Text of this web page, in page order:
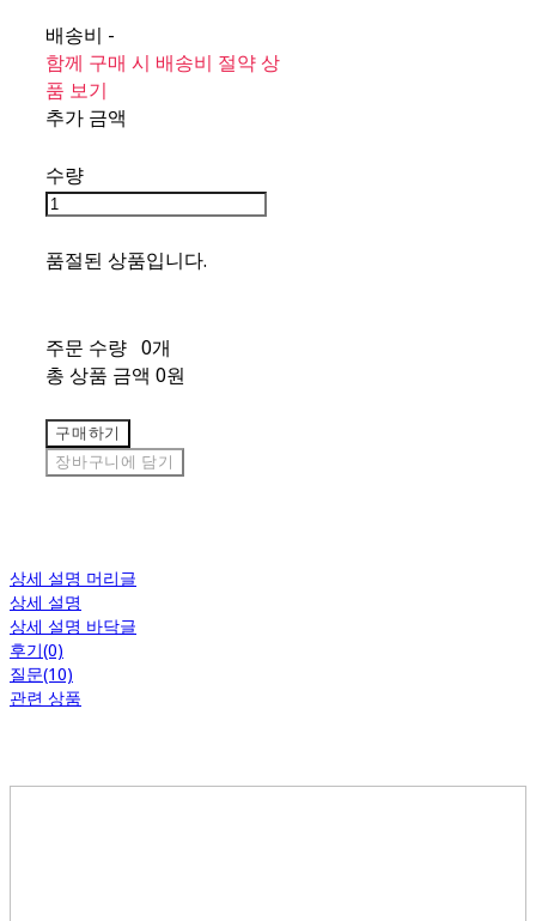
배송비 -
함께 구매 시 배송비 절약 상
품 보기
추가 금액
수량
품절된 상품입니다.
주문 수량 0개
총 상품 금액 0원
구매하기
장바구니에 담기
상세 설명 머리글
상세 설명
상세 설명 바닥글
후기(0)
질문(10)
관련 상품